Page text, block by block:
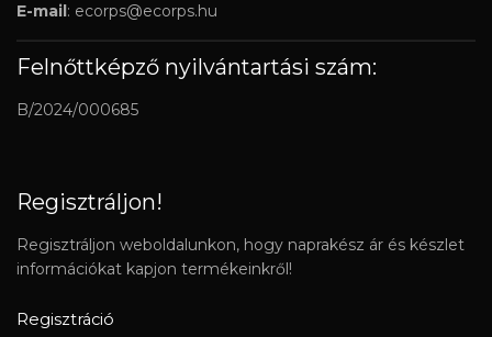
E-mail: ecorps@ecorps.hu
Felnőttképző nyilvántartási szám:
B/2024/000685
Regisztráljon!
Regisztráljon weboldalunkon, hogy naprakész ár és készlet
információkat kapjon termékeinkről!
Regisztráció